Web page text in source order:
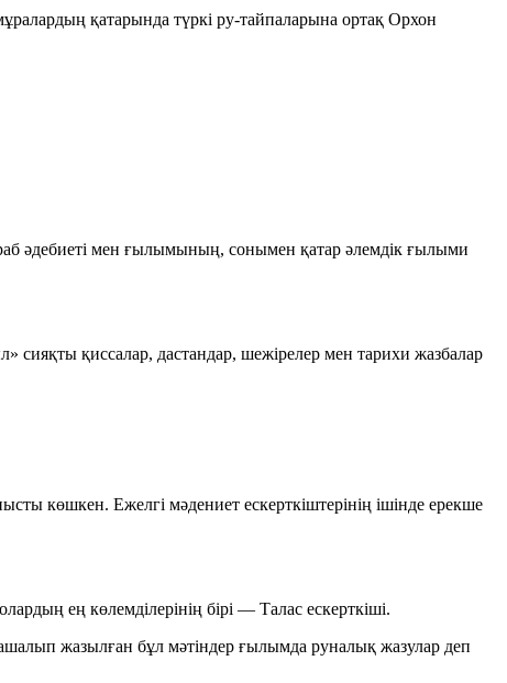
қатарында түркі ру-тайпаларына ортақ Орхон
әдебиеті мен ғылымының, сонымен қатар әлемдік ғылыми
қиссалар, дастандар, шежірелер мен тарихи жазбалар
көшкен. Ежелгі мәдениет ескерткіштерінің ішінде ерекше
ең көлемділерінің бірі — Талас ескерткіші.
жазылған бұл мәтіндер ғылымда руналық жазулар деп